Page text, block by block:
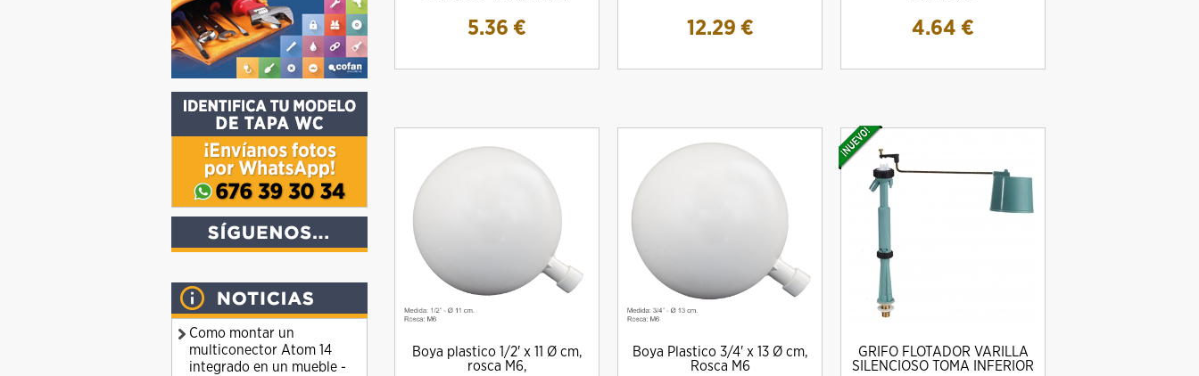
Como montar un
multiconector Atom 14
integrado en un mueble -
5.36 € 12.29 € 4.64 €
Boya plastico 1/2' x 11 Ø cm,
rosca M6,
Boya Plastico 3/4' x 13 Ø cm,
Rosca M6
GRIFO FLOTADOR VARILLA
SILENCIOSO TOMA INFERIOR